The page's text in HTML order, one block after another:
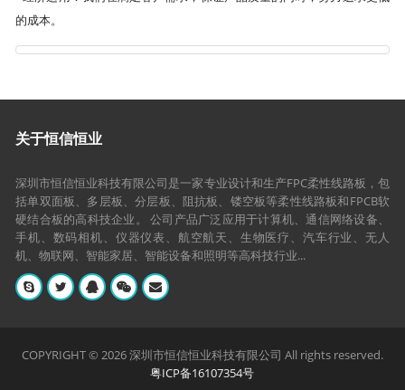
的成本。
关于恒信恒业
深圳市恒信恒业科技有限公司是一家专业设计和生产FPC柔性线路板，包
括单双面板、多层板、分层板、阻抗板、镂空板等柔性线路板和FPCB软
硬结合板的高科技企业。 公司产品广泛应用于计算机、通信网络设备、
手机、数码相机、仪器仪表、航空航天、生物医疗、汽车行业、无人
机、物联网、智能家居、智能设备和照明等高科技行业...
COPYRIGHT © 2026 深圳市恒信恒业科技有限公司 All rights reserved.
粤ICP备16107354号